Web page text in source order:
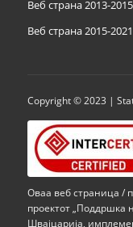
Веб страна 2013-
Веб страна 2015-
Copyright © 2023 |
Оваа веб страница /
проектот „Поддршка
Швајцарија,